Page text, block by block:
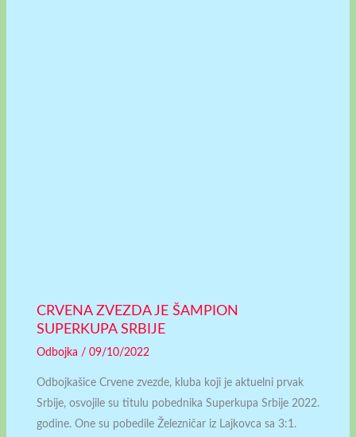
CRVENA ZVEZDA JE ŠAMPION
SUPERKUPA SRBIJE
Odbojka / 09/10/2022
Odbojkašice Crvene zvezde, kluba koji je aktuelni prvak
Srbije, osvojile su titulu pobednika Superkupa Srbije 2022.
godine. One su pobedile Železničar iz Lajkovca sa 3:1.